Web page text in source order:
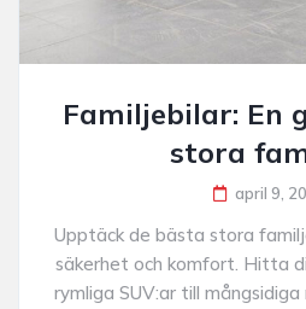
Familjebilar: En
stora
april 9,
Upptäck de bästa stora
säkerhet och komfort. Hitta
rymliga SUV:ar till mångsidiga